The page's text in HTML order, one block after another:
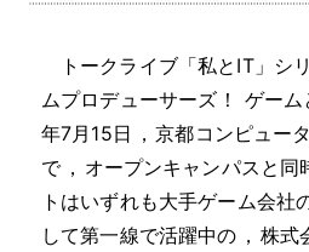
トークライブ「私とIT」シ
ムプロデューサーズ ！
ゲー
年7月15日 ， 京都コンピュー
で ， オープンキャンパスと同
トはいずれも大手ゲーム会社
して第一線で活躍中の ， 株式